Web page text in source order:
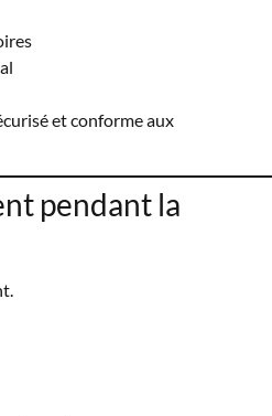
et conforme aux
pendant la